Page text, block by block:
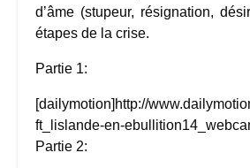
d’âme (stupeur, résignation,
étapes de la crise.
Partie 1:
[dailymotion]http://
ft_lislande-en-
Partie 2: